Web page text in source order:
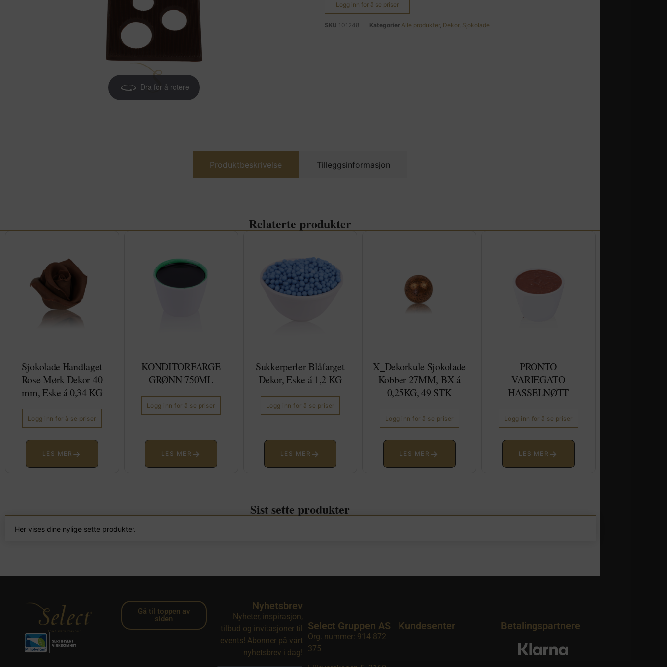
Dra for å rotere
Logg inn for å se priser
SKU 101248 Kategorier Alle produkter, Dekor, Sjokolade
Produktbeskrivelse Tilleggsinformasjon
Relaterte produkter
Sjokolade Handlaget
Rose Mørk Dekor 40
mm, Eske á 0,34 KG
Logg inn for å se priser
LES MER →
KONDITORFARGE
GRØNN 750ML
Logg inn for å se priser
LES MER →
Sukkerperler Blåfarget
Dekor, Eske á 1,2 KG
Logg inn for å se priser
LES MER →
X_Dekorkule Sjokolade
Kobber 27MM, BX á
0,25KG, 49 STK
Logg inn for å se priser
LES MER →
PRONTO
VARIEGATO
HASSELNØTT
Logg inn for å se priser
LES MER →
Sist sette produkter
Her vises dine nylige sette produkter.
Gå til toppen av
siden
Nyhetsbrev
Nyheter, inspirasjon,
tilbud og invitasjoner til
events! Abonner på vårt
nyhetsbrev i dag!
Select Gruppen AS
Org. nummer: 914 872
375
Kundesenter Betalingspartnere